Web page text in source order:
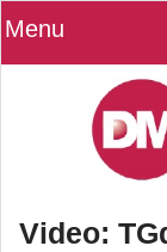
Menu
Video: